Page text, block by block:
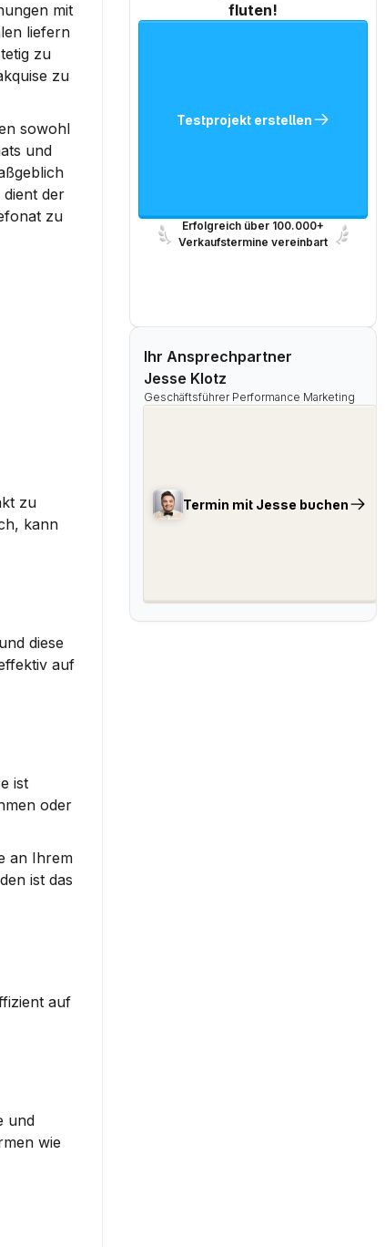
fluten!
Testprojekt erstellen
Erfolgreich über 100.000+
Verkaufstermine vereinbart
Ihr Ansprechpartner
Jesse Klotz
Geschäftsführer Performance Marketing
Termin mit Jesse buchen
mit
liefern
zu
zu
sowohl
und
der
zu
zu
kann
diese
auf
ist
oder
an Ihrem
ist das
auf
und